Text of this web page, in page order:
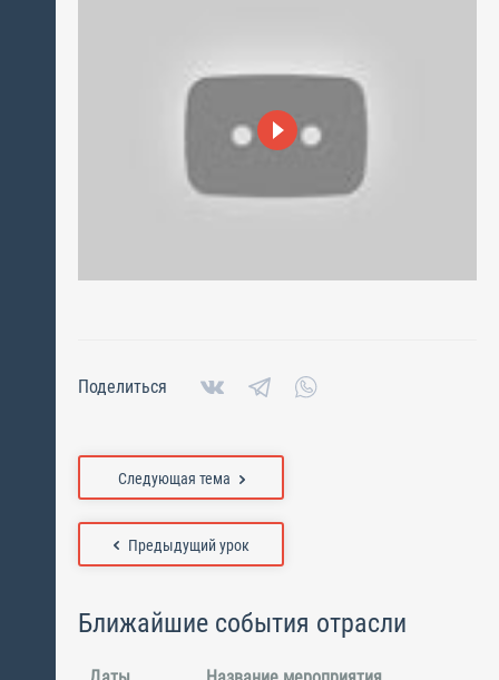
Поделиться
Предыдущий урок
Следующая тема
Ближайшие события отрасли